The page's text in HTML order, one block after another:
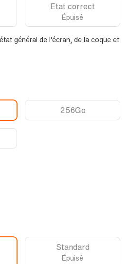
Etat correct
Épuisé
général de l'écran, de la coque et
256Go
Standard
Épuisé